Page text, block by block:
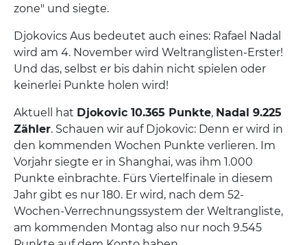
zone" und siegte.
Djokovics Aus bedeutet auch eines: Rafael Nadal
wird am 4. November wird Weltranglisten-Erster!
Und das, selbst er bis dahin nicht spielen oder
keinerlei Punkte holen wird!
Aktuell hat Djokovic 10.365 Punkte, Nadal 9.225
Zähler. Schauen wir auf Djokovic: Denn er wird in
den kommenden Wochen Punkte verlieren. Im
Vorjahr siegte er in Shanghai, was ihm 1.000
Punkte einbrachte. Fürs Viertelfinale in diesem
Jahr gibt es nur 180. Er wird, nach dem 52-
Wochen-Verrechnungssystem der Weltrangliste,
am kommenden Montag also nur noch 9.545